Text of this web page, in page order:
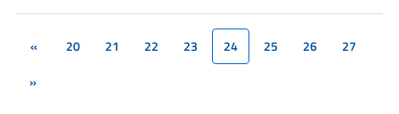
« 20 21 22 23 24(current)
25 26
27
»